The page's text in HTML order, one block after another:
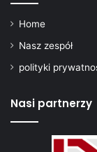
Home
Nasz zespół
polityki
Nasi partnerzy